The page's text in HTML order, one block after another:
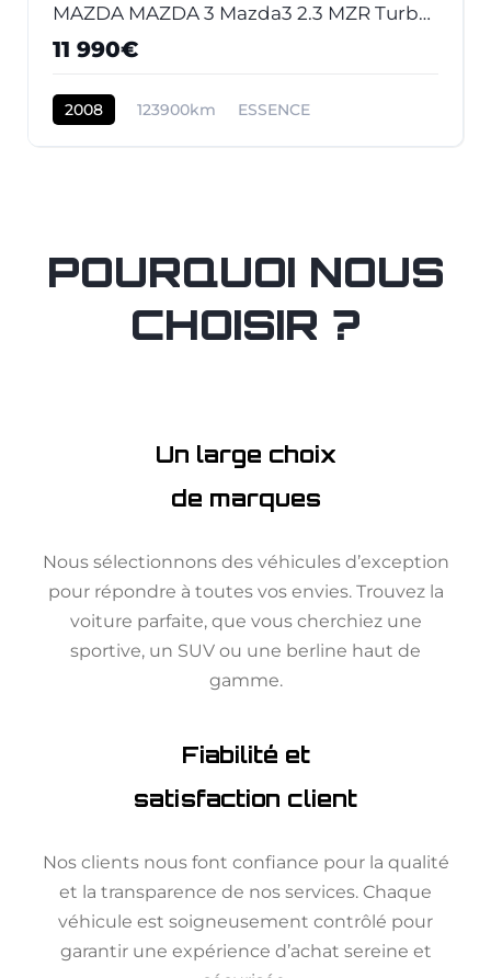
MAZDA MAZDA 3 Mazda3 2.3 MZR Turbo 2003 BERLINE MPS PHASE 2
11 990€
2008 123900km ESSENCE
POURQUOI NOUS
CHOISIR ?
Un large choix
de marques
Nous sélectionnons des véhicules d’exception
pour répondre à toutes vos envies. Trouvez la
voiture parfaite, que vous cherchiez une
sportive, un SUV ou une berline haut de
gamme.
Fiabilité et
satisfaction client
Nos clients nous font confiance pour la qualité
et la transparence de nos services. Chaque
véhicule est soigneusement contrôlé pour
garantir une expérience d’achat sereine et